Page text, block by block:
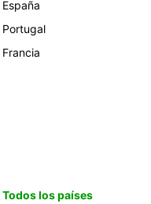
España
Portugal
Francia
Todos los países